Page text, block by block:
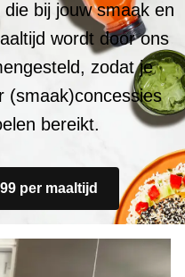
bij jouw smaak en
wordt door ons
zodat je
(smaak)concessies
bereikt.
per maaltijd